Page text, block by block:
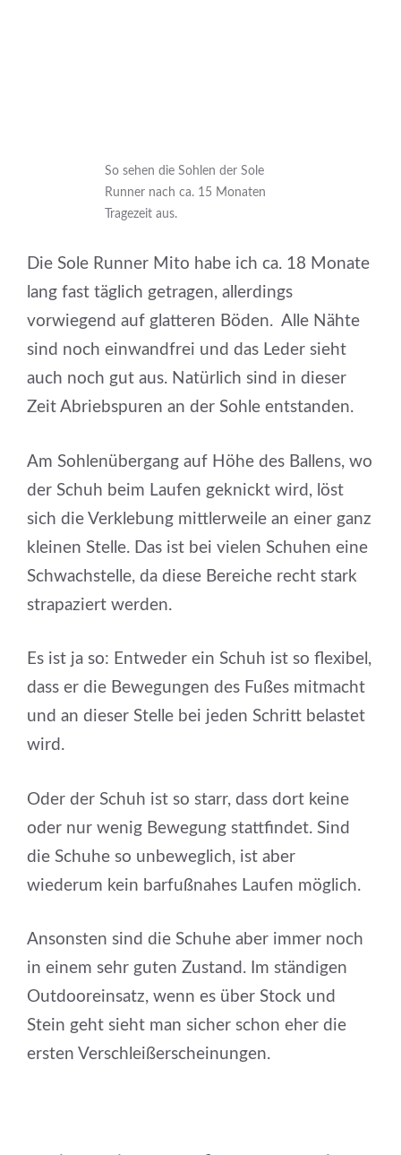
So sehen die Sohlen der Sole
Runner nach ca. 15 Monaten
Tragezeit aus.
Die Sole Runner Mito habe ich ca. 18 Monate
lang fast täglich getragen, allerdings
vorwiegend auf glatteren Böden. Alle Nähte
sind noch einwandfrei und das Leder sieht
auch noch gut aus. Natürlich sind in dieser
Zeit Abriebspuren an der Sohle entstanden.
Am Sohlenübergang auf Höhe des Ballens, wo
der Schuh beim Laufen geknickt wird, löst
sich die Verklebung mittlerweile an einer ganz
kleinen Stelle. Das ist bei vielen Schuhen eine
Schwachstelle, da diese Bereiche recht stark
strapaziert werden.
Es ist ja so: Entweder ein Schuh ist so flexibel,
dass er die Bewegungen des Fußes mitmacht
und an dieser Stelle bei jeden Schritt belastet
wird.
Oder der Schuh ist so starr, dass dort keine
oder nur wenig Bewegung stattfindet. Sind
die Schuhe so unbeweglich, ist aber
wiederum kein barfußnahes Laufen möglich.
Ansonsten sind die Schuhe aber immer noch
in einem sehr guten Zustand. Im ständigen
Outdooreinsatz, wenn es über Stock und
Stein geht sieht man sicher schon eher die
ersten Verschleißerscheinungen.